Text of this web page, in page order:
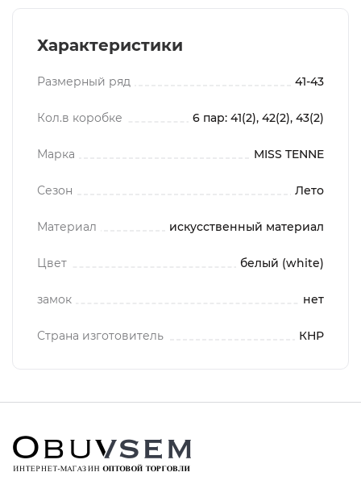
Характеристики
Размерный ряд 41-43
Кол.в коробке 6 пар: 41(2), 42(2), 43(2)
Марка MISS TENNE
Сезон Лето
Материал искусственный материал
Цвет белый (white)
замок нет
Страна изготовитель КНР